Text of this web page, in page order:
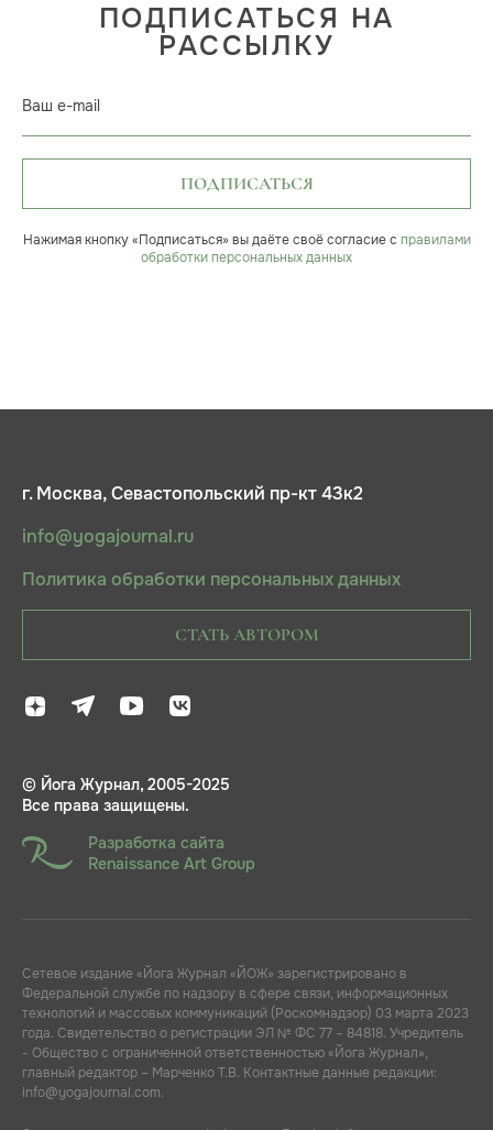
ПОДПИСАТЬСЯ НА
РАССЫЛКУ
Ваш e-mail
ПОДПИСАТЬСЯ
Нажимая кнопку «Подписаться» вы даёте своё согласие с правилами
обработки персональных данных
г. Москва, Севастопольский пр-кт 43к2
info@yogajournal.ru
Политика обработки персональных данных
СТАТЬ АВТОРОМ
© Йога Журнал, 2005-2025
Все права защищены.
Разработка сайта
Renaissance Art Group
Сетевое издание «Йога Журнал «ЙОЖ» зарегистрировано в
Федеральной службе по надзору в сфере связи, информационных
технологий и массовых коммуникаций (Роскомнадзор) 03 марта 2023
года. Свидетельство о регистрации ЭЛ № ФС 77 – 84818. Учредитель
- Общество с ограниченной ответственностью «Йога Журнал»,
главный редактор – Марченко Т.В. Контактные данные редакции:
info@yogajournal.com.